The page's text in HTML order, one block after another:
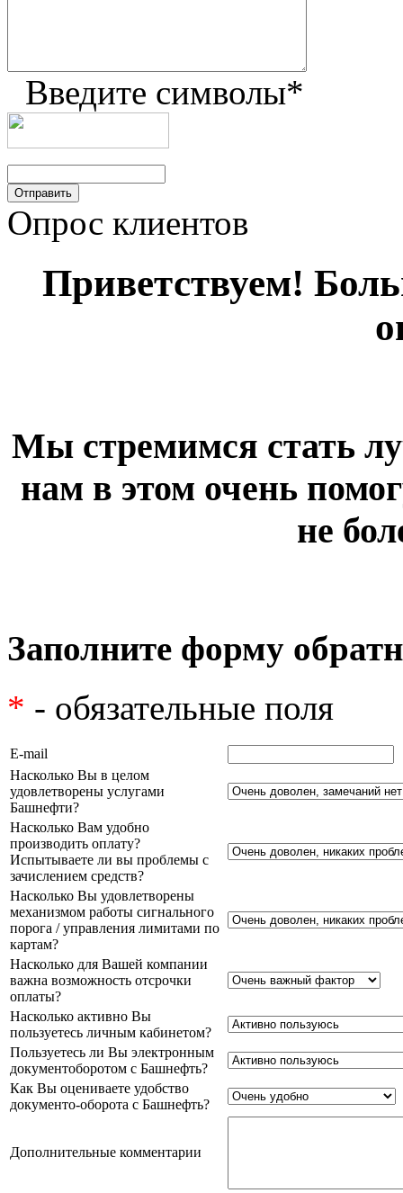
Введите символы*
Опрос клиентов
Приветствуем!
Мы стремимся стать
нам в этом очень
не
Заполните форму
* - обязательные поля
E-mail
Насколько Вы в целом
удовлетворены услугами
Башнефти?
Насколько Вам удобно
производить оплату?
Испытываете ли вы проблемы с
зачислением средств?
Насколько Вы удовлетворены
механизмом работы сигнального
порога / управления лимитами по
картам?
Насколько для Вашей компании
важна возможность отсрочки
оплаты?
Насколько активно Вы
пользуетесь личным кабинетом?
Пользуетесь ли Вы электронным
документоборотом с Башнефть?
Как Вы оцениваете удобство
документо-оборота с Башнефть?
Дополнительные комментарии